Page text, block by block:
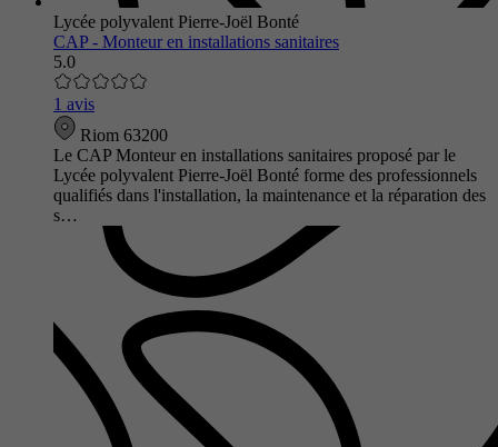
Lycée polyvalent Pierre-Joël Bonté
CAP - Monteur en installations sanitaires
5.0
1 avis
Riom 63200
Le CAP Monteur en installations sanitaires proposé par le
Lycée polyvalent Pierre-Joël Bonté forme des professionnels
qualifiés dans l'installation, la maintenance et la réparation des
s…